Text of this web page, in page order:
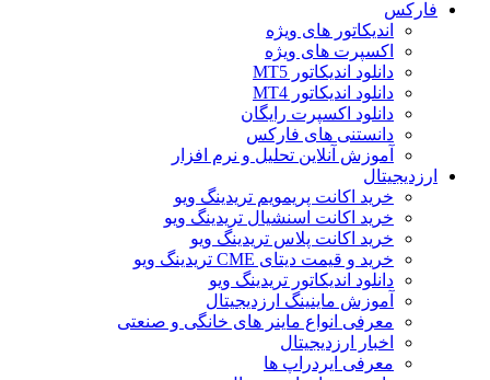
فارکس
اندیکاتور های ویژه
اکسپرت های ویژه
دانلود اندیکاتور MT5
دانلود اندیکاتور MT4
دانلود اکسپرت رایگان
دانستنی های فارکس
آموزش آنلاین تحلیل و نرم افزار
ارزدیجیتال
خرید اکانت پریمویم تریدینگ ویو
خرید اکانت اسنشیال تریدینگ ویو
خرید اکانت پلاس تریدینگ ویو
خرید و قیمت دیتای CME تریدینگ ویو
دانلود اندیکاتور تریدینگ ویو
آموزش ماینینگ ارزدیجیتال
معرفی انواع ماینر های خانگی و صنعتی
اخبار ارزدیجیتال
معرفی ایردراپ ها